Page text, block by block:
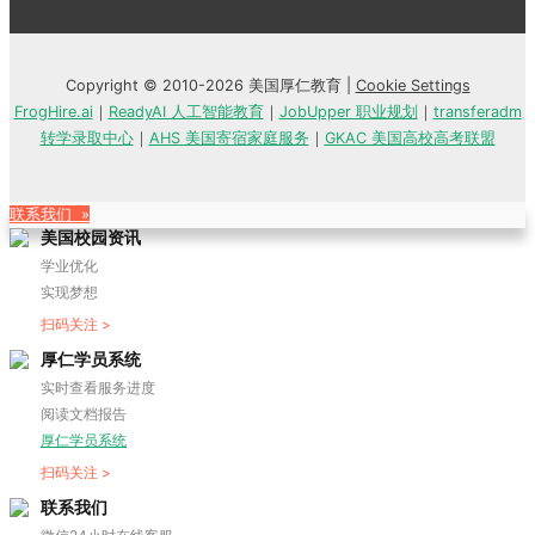
Copyright © 2010-2026 美国厚仁教育 | Cookie Settings
FrogHire.ai｜ ReadyAI 人工智能教育｜ JobUpper 职业规划 ｜ transferadm
转学录取中心｜ AHS 美国寄宿家庭服务 ｜ GKAC 美国高校高考联盟
联系我们 »
美国校园资讯
学业优化
实现梦想
扫码关注 >
厚仁学员系统
实时查看服务进度
阅读文档报告
厚仁学员系统
扫码关注 >
联系我们